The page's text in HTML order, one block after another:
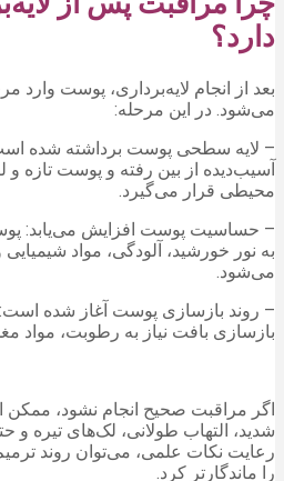
دارد؟
بعد از انجام لایه‌برداری، پوست
می‌شود. در این مرحله:
– لایه سطحی پوست برداشته شده
آسیب‌دیده از بین رفته و پوست
محیطی قرار می‌گیرد.
– حساسیت پوست افزایش می‌یابد:
به نور خورشید، آلودگی، مواد
می‌شود.
– روند بازسازی پوست آغاز شده است:
بازسازی بافت نیاز به رطوبت، مواد
اگر مراقبت صحیح انجام نشود،
شدید، التهاب طولانی، لک‌های تیره و
رعایت نکات علمی، می‌توان روند
را ماندگارتر کرد.